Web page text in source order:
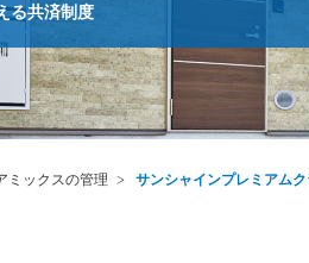
る共済制度
ミックスの管理 サンシャインプレミアム